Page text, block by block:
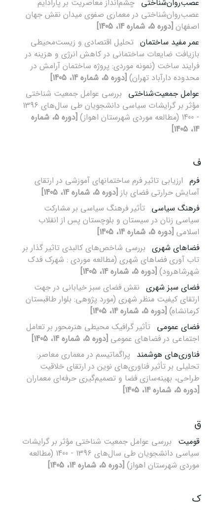
عصب‌روان‌شناختی چشم‌انداز معاصریت بر پارادایم
عصب‌روان‌شناختی در معماری صفوی میدان نقش‌ جهان
اصفهان [دوره 5، شماره 14، 1405]
عمر مفید ساختمان تحلیل اقتصادی و زیست‌محیطی
بازیافت ضایعات ساختمانی در کاهش انرژی و هزینه در
فرایند ساخت (نمونه موردی: پروژه ساختمان آرامش در
محدوده دارآباد تهران) [دوره 5، شماره 14، 1405]
عوامل جمعیت‌شناختی بررسی عوامل جمعیت شناختی
مؤثر بر گرایشات سیاسی دانشجویان طی سال‌های 1396
- 1400 (مطالعه موردی شهرستان اهواز)
[دوره 5، شماره
14، 1405]
ف
فرم ارزیابی تاثیر فرم ساختمانهای آموزشی در ارتقای
آسایش حرارتی فضای باز [دوره 5، شماره 14، 1405]
فرهنگ سیاسی تأثیر فرهنگ سیاسی بر مشارکت
سیاسی زنان در سیستان و بلوچستان پس از انقلاب
اسلامی [دوره 5، شماره 14، 1405]
فضاهای شهری بررسی شاخص‌های کالبدی تاثیر گذار بر
تاب آوری فضاهای شهری (مطالعه موردی : شهرک فدک
شهرشاهرود) [دوره 5، شماره 14، 1405]
فضای سبز شهری نقش فضای سبز خیابانی در جهت
ارتقای کیفیت منظر شهری (مورد پژوهی: بلوار طاقبستان
کرمانشاه) [دوره 5، شماره 14، 1405]
فضای عمومی تأثیر گرافیک محیطی هنرمحور بر تعامل
اجتماعی در فضاهای عمومی [دوره 5، شماره 14، 1405]
فناوری‌های هوشمند پراگماتیسم در معماری معاصر:
تحلیلی بر تأثیر فناوری‌های نوین در ارتقای خلاقیت
طراحی، بهینه‌سازی فضا و تصمیم‌گیری حرفه‌ای معماران
[دوره 5، شماره 14، 1405]
ق
قومیت بررسی عوامل جمعیت شناختی مؤثر بر گرایشات
سیاسی دانشجویان طی سال‌های 1396 - 1400 (مطالعه
موردی شهرستان اهواز) [دوره 5، شماره 14، 1405]
ک